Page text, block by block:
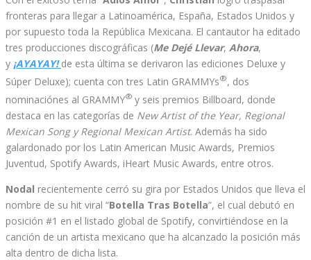
fronteras para llegar a Latinoamérica, España, Estados Unidos y
por supuesto toda la República Mexicana. El cantautor ha editado
tres producciones discográficas (Me Dejé Llevar, Ahora,
y ¡AYAYAY!de esta última se derivaron las ediciones Deluxe y
Súper Deluxe); cuenta con tres Latin GRAMMYs®, dos
nominaciónes al GRAMMY® y seis premios Billboard, donde
destaca en las categorías de New Artist of the Year, Regional
Mexican Song y Regional Mexican Artist. Además ha sido
galardonado por los Latin American Music Awards, Premios
Juventud, Spotify Awards, iHeart Music Awards, entre otros.
Nodal recientemente cerró su gira por Estados Unidos que lleva el
nombre de su hit viral “Botella Tras Botella”, el cual debutó en
posición #1 en el listado global de Spotify, convirtiéndose en la
canción de un artista mexicano que ha alcanzado la posición más
alta dentro de dicha lista.